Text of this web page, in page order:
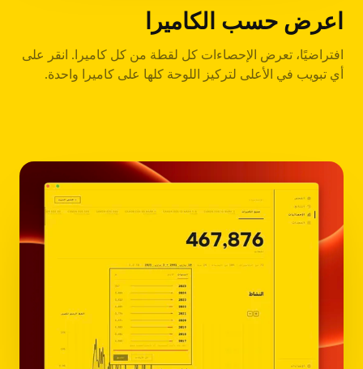
اعرض حسب الكاميرا
افتراضيًا، تعرض الإحصاءات كل لقطة من كل كاميرا. انقر على
أي تبويب في الأعلى لتركيز اللوحة كلها على كاميرا واحدة.